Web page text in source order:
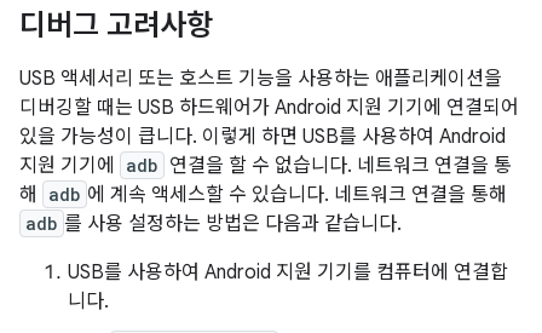
디버그 고려사항
USB 액세서리 또는 호스트 기능을 사용하는 애플리케이션을
디버깅할 때는 USB 하드웨어가 Android 지원 기기에 연결되어
있을 가능성이 큽니다. 이렇게 하면 USB를 사용하여 Android
지원 기기에
adb 연결을 할 수 없습니다. 네트워크 연결을 통
해
adb 에 계속 액세스할 수 있습니다. 네트워크 연결을 통해
adb 를 사용 설정하는 방법은 다음과 같습니다.
USB를 사용하여 Android 지원 기기를 컴퓨터에 연결합
니다.